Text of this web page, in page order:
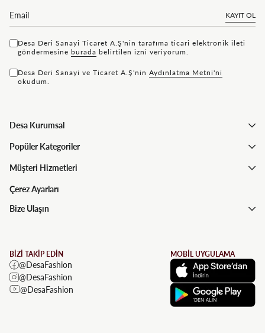
KAYIT OL
Desa Deri Sanayi Ticaret A.Ş'nin tarafıma ticari elektronik ileti
göndermesine bu rada belirtilen izni veriyorum.
Desa Deri Sanayi ve Ticaret A.Ş'nin Aydınlatma Metni'ni
okudum.
Desa Kurumsal
Popüler Kategoriler
Müşteri Hizmetleri
Çerez Ayarları
Bize Ulaşın
BİZİ TAKİP EDİN
@DesaFashion
@DesaFashion
@DesaFashion
MOBİL UYGULAMA